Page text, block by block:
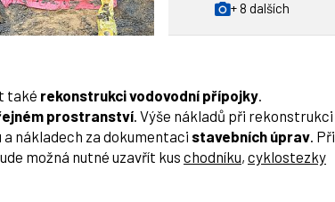
+ 8 dalších
také rekonstrukci vodovodní přípojky.
prostranství. Výše nákladů při rekonstrukci
nákladech za dokumentaci stavebních úprav. Při
možná nutné uzavřít kus chodníku, cyklostezky